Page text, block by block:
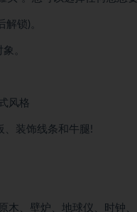
锁)。
。
风格
、装饰线条和牛腿!
木、壁炉、地球仪、时钟